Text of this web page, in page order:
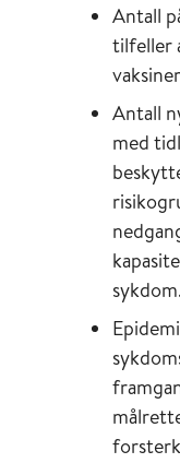
Antall
tilfeller
Antall
med